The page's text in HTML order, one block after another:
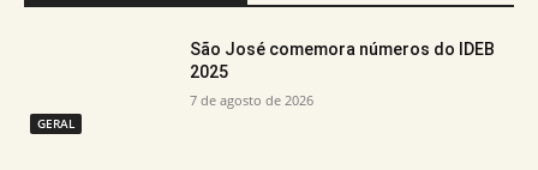
GERAL
São José comemora números do IDEB
2025
7 de agosto de 2026